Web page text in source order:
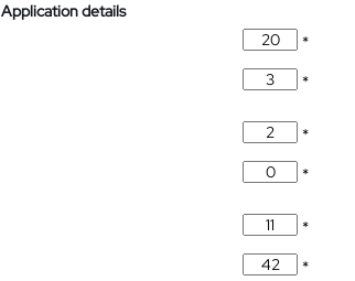
Application details
*
*
*
*
*
*